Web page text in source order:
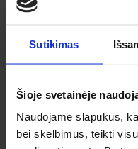
Sutikimas
Šioje svetainėje
Naudojame slapukus,
bei skelbimus, teikti
Budapeštas
Lap, 9, Pr
Nuo 54 €